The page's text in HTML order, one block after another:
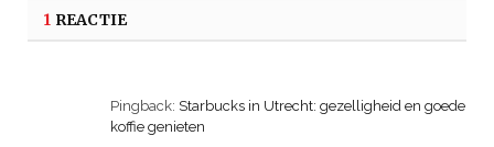
1 REACTIE
Pingback: Starbucks in Utrecht: gezelligheid en goede
koffie genieten